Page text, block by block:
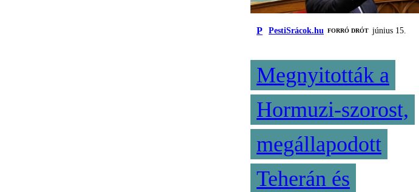
P PestiSrácok.hu FORRÓ DRÓT június 15.
Megnyitották a
Hormuzi-szorost,
megállapodott
Teherán és